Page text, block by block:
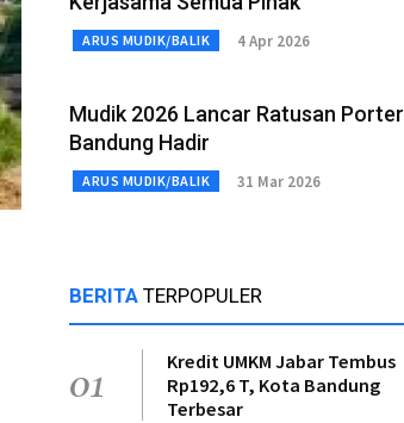
ARUS MUDIK/BALIK 4 Apr 2026
Mudik 2026 Lancar Ratusan Porter
Bandung Hadir
ARUS MUDIK/BALIK 31 Mar 2026
BERITA TERPOPULER
01
Kredit UMKM Jabar Tembus
Rp192,6 T, Kota Bandung
Terbesar